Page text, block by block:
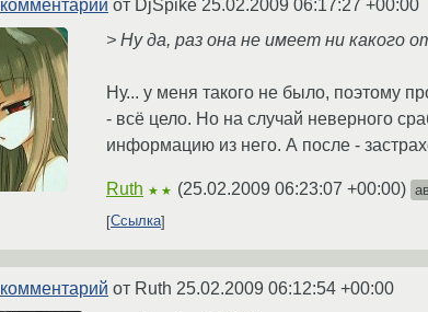
комментарий от DjSpike 25.02.2009 06:17:27 +00:00
> Ну да, раз она не имеет ни какого
Ну... у меня такого не было, поэтому
- всё цело. Но на случай неверного
информацию из него. А после -
Ruth ★★ (25.02.2009 06:23:07 +00:00)
Ссылка
комментарий от Ruth 25.02.2009 06:12:54 +00:00